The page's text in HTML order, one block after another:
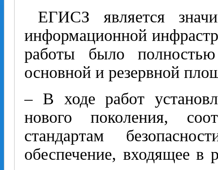
ЕГИСЗ является
информационной
работы было
основной и резервной
– В ходе работ
нового поколения,
стандартам
обеспечение, входящее